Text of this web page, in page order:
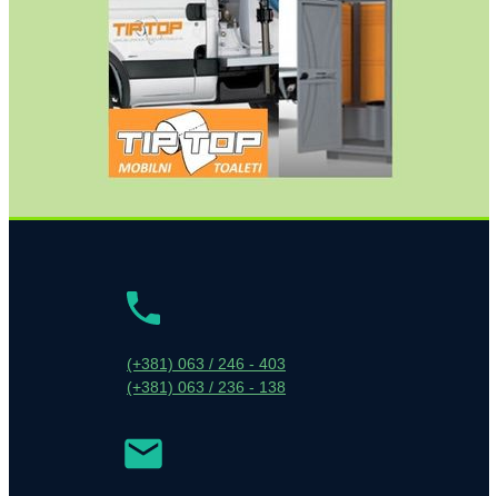
(+381) 063 / 246 - 403
(+381) 063 / 236 - 138